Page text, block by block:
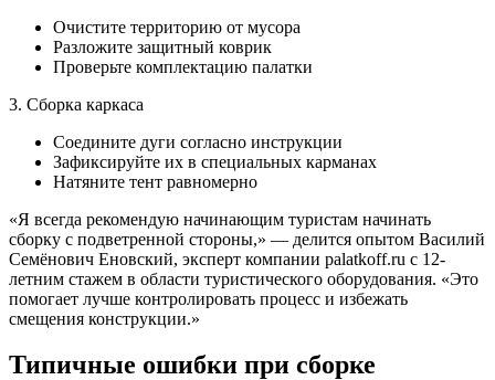
Очистите территорию от мусора
Разложите защитный коврик
Проверьте комплектацию палатки
3. Сборка каркаса
Соедините дуги согласно инструкции
Зафиксируйте их в специальных карманах
Натяните тент равномерно
«Я всегда рекомендую начинающим туристам начинать
сборку с подветренной стороны,» — делится опытом Василий
Семёнович Еновский, эксперт компании palatkoff.ru с 12-
летним стажем в области туристического оборудования. «Это
помогает лучше контролировать процесс и избежать
смещения конструкции.»
Типичные ошибки при сборке